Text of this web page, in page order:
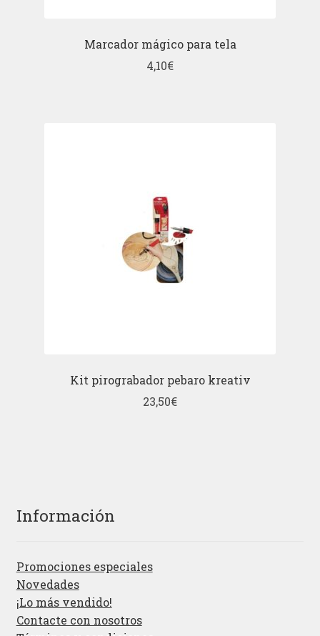
Marcador mágico para tela
4,10€
Kit pirograbador pebaro kreativ
23,50€
Información
Promociones especiales
Novedades
¡Lo más vendido!
Contacte con nosotros